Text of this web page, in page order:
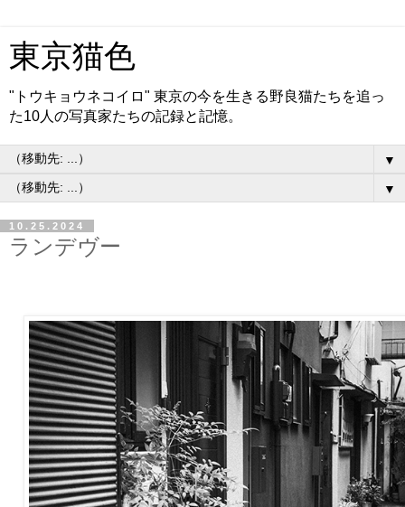
東京猫色
"トウキョウネコイロ" 東京の今を生きる野良猫たちを追っ
た10人の写真家たちの記録と記憶。
▼
▼
10.25.2024
ランデヴー